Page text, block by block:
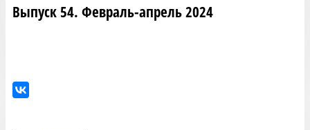
Выпуск 54. Февраль-апрель 2024